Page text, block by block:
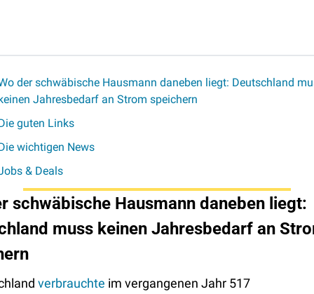
der schwäbische Hausmann daneben liegt: Deutschland
Jahresbedarf an Strom speichern
guten Links
wichtigen News
& Deals
schwäbische Hausmann daneben liegt:
muss keinen Jahresbedarf an
verbrauchte im vergangenen Jahr 517